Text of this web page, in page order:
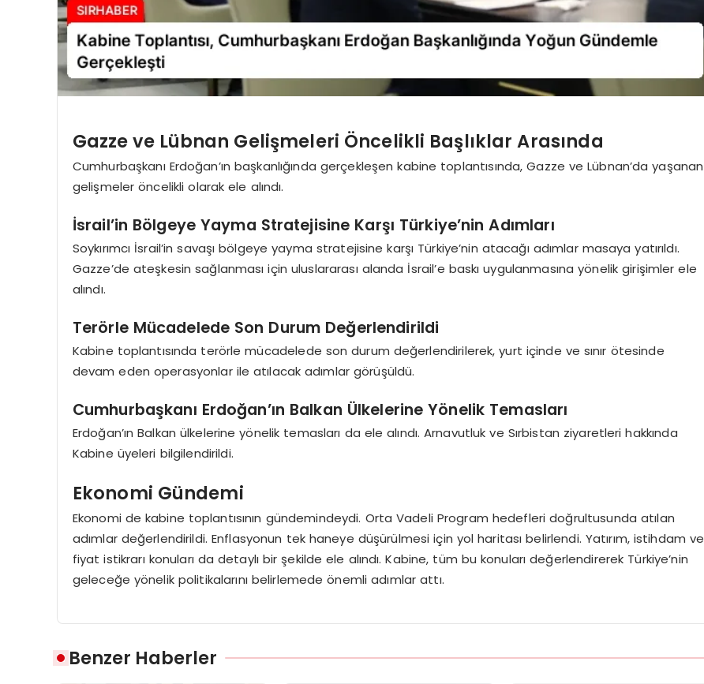
Gazze ve Lübnan Gelişmeleri Öncelikli Başlıklar Arasında
Cumhurbaşkanı Erdoğan’ın başkanlığında gerçekleşen kabine toplantısında, Gazze ve Lübnan’da yaşanan
gelişmeler öncelikli olarak ele alındı.
İsrail’in Bölgeye Yayma Stratejisine Karşı Türkiye’nin Adımları
Soykırımcı İsrail’in savaşı bölgeye yayma stratejisine karşı Türkiye’nin atacağı adımlar masaya yatırıldı.
Gazze’de ateşkesin sağlanması için uluslararası alanda İsrail’e baskı uygulanmasına yönelik girişimler ele
alındı.
Terörle Mücadelede Son Durum Değerlendirildi
Kabine toplantısında terörle mücadelede son durum değerlendirilerek, yurt içinde ve sınır ötesinde
devam eden operasyonlar ile atılacak adımlar görüşüldü.
Cumhurbaşkanı Erdoğan’ın Balkan Ülkelerine Yönelik Temasları
Erdoğan’ın Balkan ülkelerine yönelik temasları da ele alındı. Arnavutluk ve Sırbistan ziyaretleri hakkında
Kabine üyeleri bilgilendirildi.
Ekonomi Gündemi
Ekonomi de kabine toplantısının gündemindeydi. Orta Vadeli Program hedefleri doğrultusunda atılan
adımlar değerlendirildi. Enflasyonun tek haneye düşürülmesi için yol haritası belirlendi. Yatırım, istihdam ve
fiyat istikrarı konuları da detaylı bir şekilde ele alındı. Kabine, tüm bu konuları değerlendirerek Türkiye’nin
geleceğe yönelik politikalarını belirlemede önemli adımlar attı.
Benzer Haberler